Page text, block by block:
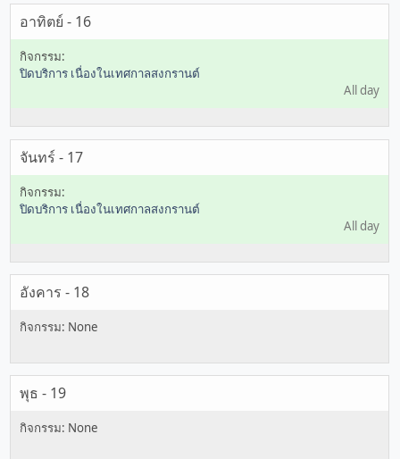
อาทิตย์ - 16
ปิดบริการ เนื่องในเทศกาลสงกรานต์
All day
จันทร์ - 17
ปิดบริการ เนื่องในเทศกาลสงกรานต์
All day
อังคาร - 18
พุธ - 19